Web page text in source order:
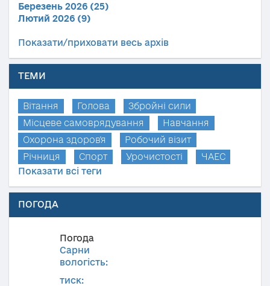
Березень 2026 (25)
Лютий 2026 (9)
Показати/приховати весь архів
ТЕМИ
Вітання Голова
Збройні сили
Місцеве самоврядування
Навчання
Охорона здоров'я
Робочий візит
Річниця
Спорт Урочистості
ЧАЕС
Показати всі теги
ПОГОДА
Погода
Сарни
вологість:
тиск: